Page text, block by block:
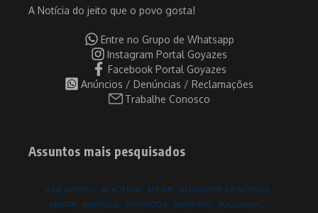
A Notícia do jeito que o povo gosta!
Entre no Grupo de Whatsapp
Instagram Portal Goyazes
Facebook Portal Goyazes
Anúncios / Denúncias / Reclamações
Trabalhe Conosco
Assuntos mais pesquisados
8 DE JANEIRO ACADEMIA AFFAIR
ALEXANDRE DE MORAES
ANISTIA
ANÁPOLIS APARECIDA BARROSO
BOLSONARO